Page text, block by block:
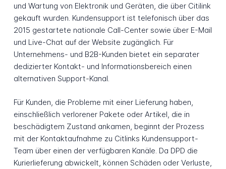
und Wartung von Elektronik und Geräten, die über Citilink
gekauft wurden. Kundensupport ist telefonisch über das
2015 gestartete nationale Call-Center sowie über E-Mail
und Live-Chat auf der Website zugänglich. Für
Unternehmens- und B2B-Kunden bietet ein separater
dedizierter Kontakt- und Informationsbereich einen
alternativen Support-Kanal.
Für Kunden, die Probleme mit einer Lieferung haben,
einschließlich verlorener Pakete oder Artikel, die in
beschädigtem Zustand ankamen, beginnt der Prozess
mit der Kontaktaufnahme zu Citlinks Kundensupport-
Team über einen der verfügbaren Kanäle. Da DPD die
Kurierlieferung abwickelt, können Schäden oder Verluste,